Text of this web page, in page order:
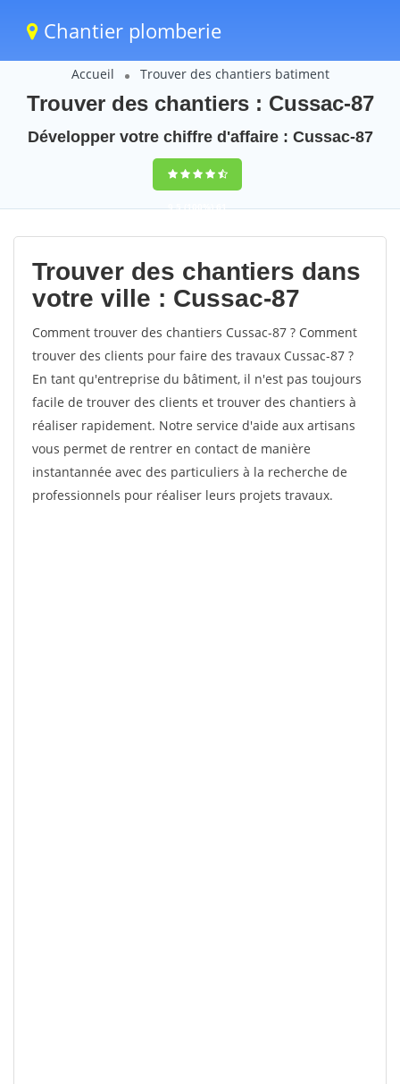
Chantier plomberie
Accueil Trouver des chantiers batiment
Trouver des chantiers : Cussac-87
Développer votre chiffre d'affaire : Cussac-87
9,5(100%)61
votes
Trouver des chantiers dans
votre ville : Cussac-87
Comment trouver des chantiers Cussac-87 ? Comment
trouver des clients pour faire des travaux Cussac-87 ?
En tant qu'entreprise du bâtiment, il n'est pas toujours
facile de trouver des clients et trouver des chantiers à
réaliser rapidement. Notre service d'aide aux artisans
vous permet de rentrer en contact de manière
instantannée avec des particuliers à la recherche de
professionnels pour réaliser leurs projets travaux.